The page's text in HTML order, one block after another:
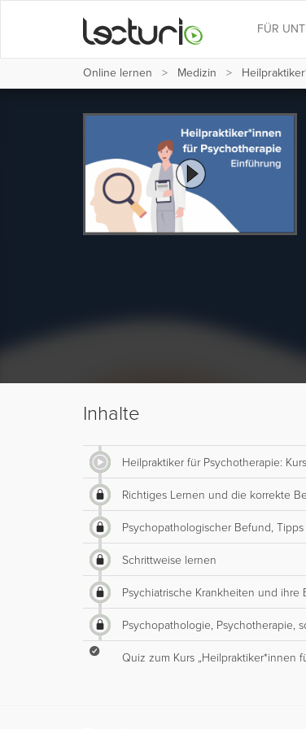
FÜR
Online lernen Medizin
Inhalte
Heilpraktiker für Psychotherapie:
Richtiges Lernen und die korrekte
Psychopathologischer Befund,
Schrittweise lernen
Psychiatrische Krankheiten und ihre
Psychopathologie, Psychotherapie,
Quiz zum Kurs „Heilpraktiker*innen